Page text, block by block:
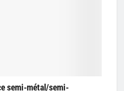
semi-métal/semi-